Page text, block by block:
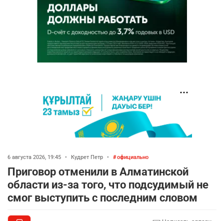
6 августа 2026, 19:45 • Кудрет Петр • официально
Приговор отменили в Алматинской
области из-за того, что подсудимый не
смог выступить с последним словом